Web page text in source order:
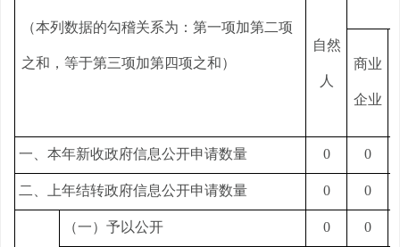
（本列数据的勾稽关系为：第一项加第二项
之和，等于第三项加第四项之和）
自然
人
商业
企业
一、本年新收政府信息公开申请数量 0 0
二、上年结转政府信息公开申请数量 0 0
（一）予以公开 0 0